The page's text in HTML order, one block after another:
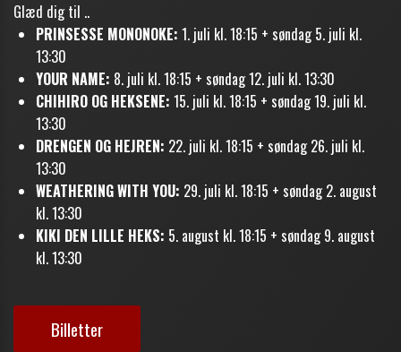
Glæd dig til ..
PRINSESSE MONONOKE: 1. juli kl. 18:15 + søndag 5. juli kl.
13:30
YOUR NAME: 8. juli kl. 18:15 + søndag 12. juli kl. 13:30
CHIHIRO OG HEKSENE: 15. juli kl. 18:15 + søndag 19. juli kl.
13:30
DRENGEN OG HEJREN: 22. juli kl. 18:15 + søndag 26. juli kl.
13:30
WEATHERING WITH YOU: 29. juli kl. 18:15 + søndag 2. august
kl. 13:30
KIKI DEN LILLE HEKS: 5. august kl. 18:15 + søndag 9. august
kl. 13:30
Billetter